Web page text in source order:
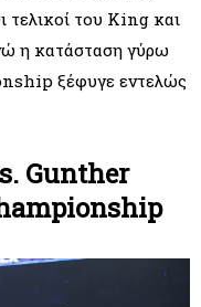
του King και
η κατάσταση γύρω
ξέφυγε εντελώς
Gunther